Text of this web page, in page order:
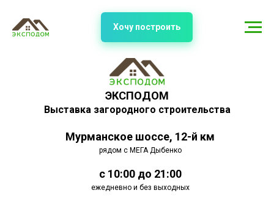
ЭКСПОДОМ
Выставка загородного строительства
Мурманское шоссе, 12-й км
рядом с МЕГА Дыбенко
с 10:00 до 21:00
ежедневно и без выходных
Хочу построить